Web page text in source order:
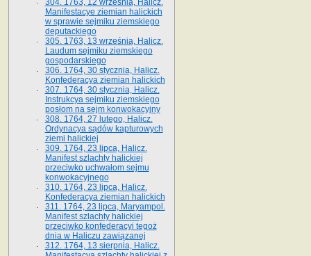
304. 1763, 12 września, Halicz.
Manifestacye ziemian halickich
w sprawie sejmiku ziemskiego
deputackiego
305. 1763, 13 września, Halicz.
Laudum sejmiku ziemskiego
gospodarskiego
306. 1764, 30 stycznia, Halicz.
Konfederacya ziemian halickich
307. 1764, 30 stycznia, Halicz.
Instrukcya sejmiku ziemskiego
posłom na sejm konwokacyjny
308. 1764, 27 lutego, Halicz.
Ordynacya sądów kapturowych
ziemi halickiej
309. 1764, 23 lipca, Halicz.
Manifest szlachty halickiej
przeciwko uchwałom sejmu
konwokacyjnego
310. 1764, 23 lipca, Halicz.
Konfederacya ziemian halickich
311. 1764, 23 lipca, Maryampol.
Manifest szlachty halickiej
przeciwko konfederacyi tegoż
dnia w Haliczu zawiązanej
312. 1764, 13 sierpnia, Halicz.